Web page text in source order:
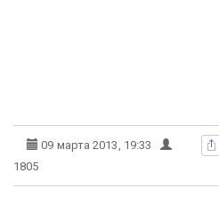
09 марта 2013, 19:33
1805